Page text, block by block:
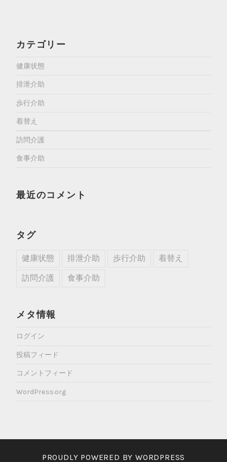
カテゴリー
健康状態
排泄介助
歩行介助
着替え
訪問介護
食事介助
最近のコメント
タグ
健康状態 排泄介助 歩行介助 着替え
訪問介護 食事介助
メタ情報
ログイン
投稿フィード
コメントフィード
WordPress.org
PROUDLY POWERED BY WORDPRESS